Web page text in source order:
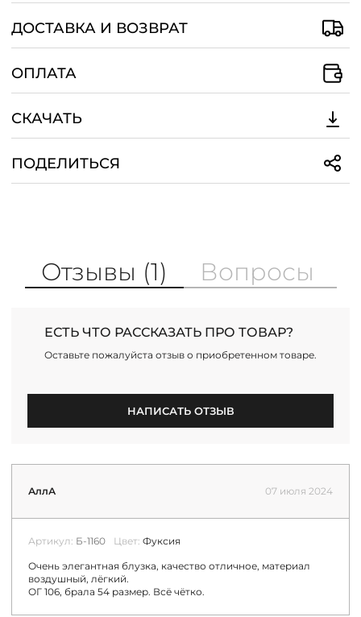
ДОСТАВКА И ВОЗВРАТ
ОПЛАТА
СКАЧАТЬ
ПОДЕЛИТЬСЯ
Отзывы (1) Вопросы
ЕСТЬ ЧТО РАССКАЗАТЬ ПРО ТОВАР?
Оставьте пожалуйста отзыв о приобретенном товаре.
НАПИСАТЬ ОТЗЫВ
АллА 07 июля 2024
Артикул: Б-1160 Цвет: Фуксия
Очень элегантная блузка, качество отличное, материал
воздушный, лёгкий.
ОГ 106, брала 54 размер. Всё чётко.